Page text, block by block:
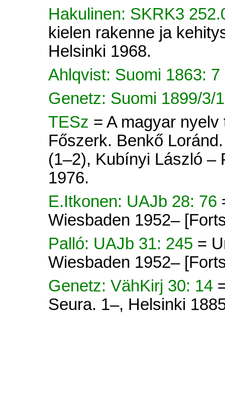
Hakulinen: SKRK3
kielen rakenne ja
Helsinki 1968.
Ahlqvist: Suomi 1863: 7
Genetz: Suomi 1899/3/
TESz = A magyar
Főszerk. Benkő
(1–2), Kubínyi László –
1976.
E.Itkonen: UAJb 28: 76
Wiesbaden 1952–
Palló: UAJb 31: 245 =
Wiesbaden 1952–
Genetz: VähKirj 30: 14
Seura. 1–, Helsinki